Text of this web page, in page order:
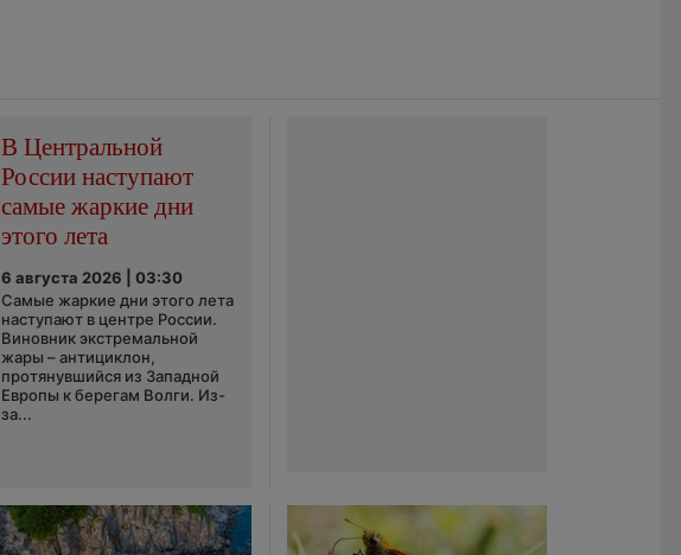
В Центральной
России наступают
самые жаркие дни
этого лета
6 августа 2026 | 03:30
Самые жаркие дни этого лета
наступают в центре России.
Виновник экстремальной
жары – антициклон,
протянувшийся из Западной
Европы к берегам Волги. Из-
за...